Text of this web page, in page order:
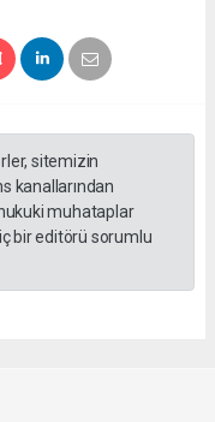
sitemizin
kanallarından
muhataplar
bir editörü sorumlu